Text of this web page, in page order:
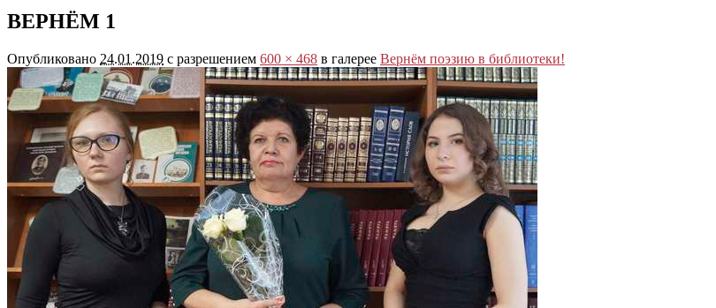
ВЕРНЁМ 1
Опубликовано 24.01.2019 с разрешением 600 × 468 в галерее Вернём поэзию в библиотеки!